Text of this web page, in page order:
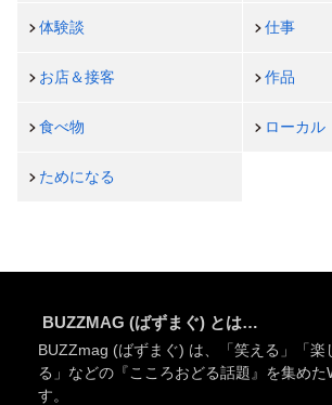
体験談 仕事
お店＆接客 作品
食べ物 ローカル
ためになる
BUZZMAG (ばずまぐ) とは…
BUZZmag (ばずまぐ) は、「笑える」「楽
る」などの『こころおどる話題』を集め
す。